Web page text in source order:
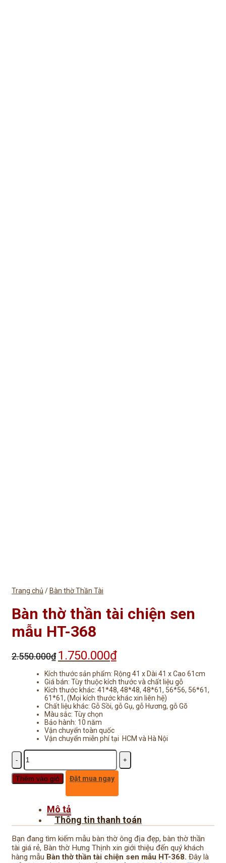
Trang chủ / Bàn thờ Thần Tài
Bàn thờ thần tài chiện sen
mẫu HT-368
2.550.000₫ Giá
gốc
là:
2.550.000₫.
1.750.000₫Giá
tại
là:
1.750.000₫.
Kích thước sản phẩm: Rộng 41 x Dài 41 x Cao 61cm
Giá bán: Tùy thuộc kích thước và chất liệu gỗ
Kích thước khác: 41*48, 48*48, 48*61, 56*56, 56*61,
61*61, (Mọi kích thước khác xin liên hệ)
Chất liệu khác: Gỗ Sồi, gỗ Gụ, gỗ Hương, gỗ Gõ
Màu sắc: Tùy chọn
Bảo hành: 10 năm
Vận chuyển toàn quốc
Vận chuyển miễn phí tại HCM và Hà Nội
Số
lượng
Thêm vào giỏ Đặt mua ngay
Mô tả
Thông tin thanh toán
Bạn đang tìm kiếm mẫu bàn thờ ông địa đẹp, bàn thờ thần
tài giá rẻ, Bàn thờ Hưng Thịnh xin giới thiệu đến quý khách
hàng mẫu Bàn thờ thần tài chiện sen mẫu HT-368. Đây là